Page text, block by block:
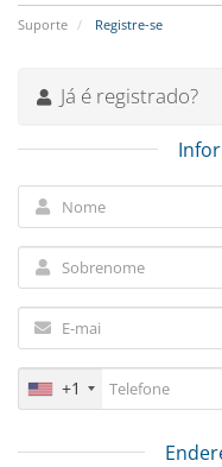
Suporte Registre-se
Já é registrado?
+1